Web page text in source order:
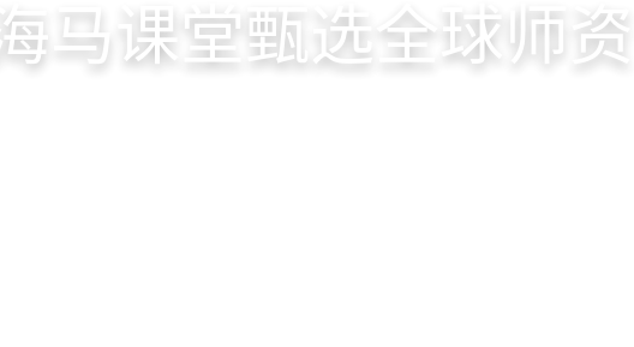
海马课堂甄选全球师资